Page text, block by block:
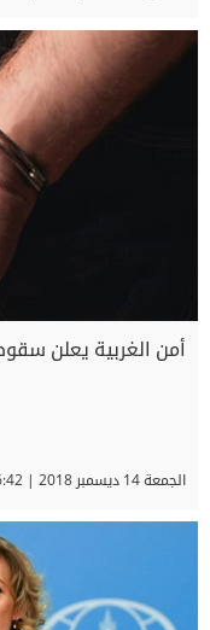
أمن الغربية يعلن
الجمعة 14 ديسمبر 2018 | 06:42 مساءً